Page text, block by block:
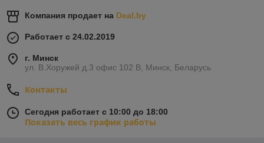
Компания продает на Deal.by
Работает с 24.02.2019
г. Минск
ул. В.Хоружей д.3 офис 102 В, Минск, Беларусь
Контакты
Сегодня работает с 10:00 до 18:00
Показать весь график работы